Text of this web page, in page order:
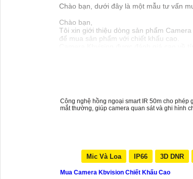
Chào bạn, dưới đây là một mẫu tư vấn
Chào bạn,
Tôi xin giới thiệu dòng sản phẩm
để mua sản phẩm với chiết khấu cao.
Nếu bạn quan tâm đến việc mua
Công nghệ hồng ngoại smart IR 50m cho
mắt thường, giúp camera quan sát và ghi hình
Mic Và Loa IP66 3D DNR
Mua Camera Kbvision Chiết Khấu Cao